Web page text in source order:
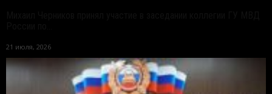
21 июля, 2026